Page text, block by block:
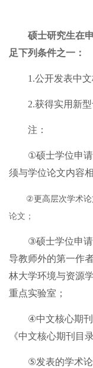
硕士研究生在
足下列条件之一：
1.公开发表中
2.获得实用新型
注：
①硕士学位申
须与学位论文内容相
②更高层次学术
论文；
③硕士学位申
导教师外的第一作
林大学环境与资源
重点实验室；
④中文核心期
《中文核心期刊目
⑤发表的学术